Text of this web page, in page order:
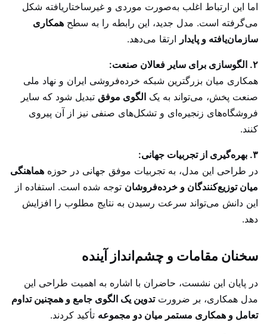
اما این ارتباط اغلب به‌صورت موردی و غیرساختاریافته شکل
می‌گرفته است. مدل جدید، این رابطه را به سطح همکاری
سازمان‌یافته و پایدار ارتقا می‌دهد.
۲. الگوسازی برای سایر فعالان صنعت:
همکاری میان بزرگترین شبکه خرده‌فروشی ایران و نهاد ملی
صنعت پخش، می‌تواند به یک الگوی موفق تبدیل شود که سایر
فروشگاه‌های زنجیره‌ای و تشکل‌های صنفی نیز از آن پیروی
کنند.
۳. بهره‌گیری از تجربیات جهانی:
در طراحی این مدل، به تجربیات موفق جهانی در حوزه هماهنگی
میان توزیع‌کنندگان و خرده‌فروشان توجه شده است. استفاده از
این دانش می‌تواند سرعت رسیدن به نتایج مطلوب را افزایش
دهد.
سخنان مقامات و چشم‌انداز آینده
در پایان این نشست، حاضران با اشاره به اهمیت طراحی این
مدل همکاری، بر ضرورتتدوین یک الگوی جامع و همچنین تداوم
تعامل و همکاری مستمر میان دو مجموعه تأکید کردند.